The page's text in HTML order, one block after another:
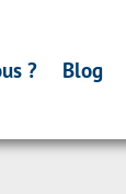
? Blog